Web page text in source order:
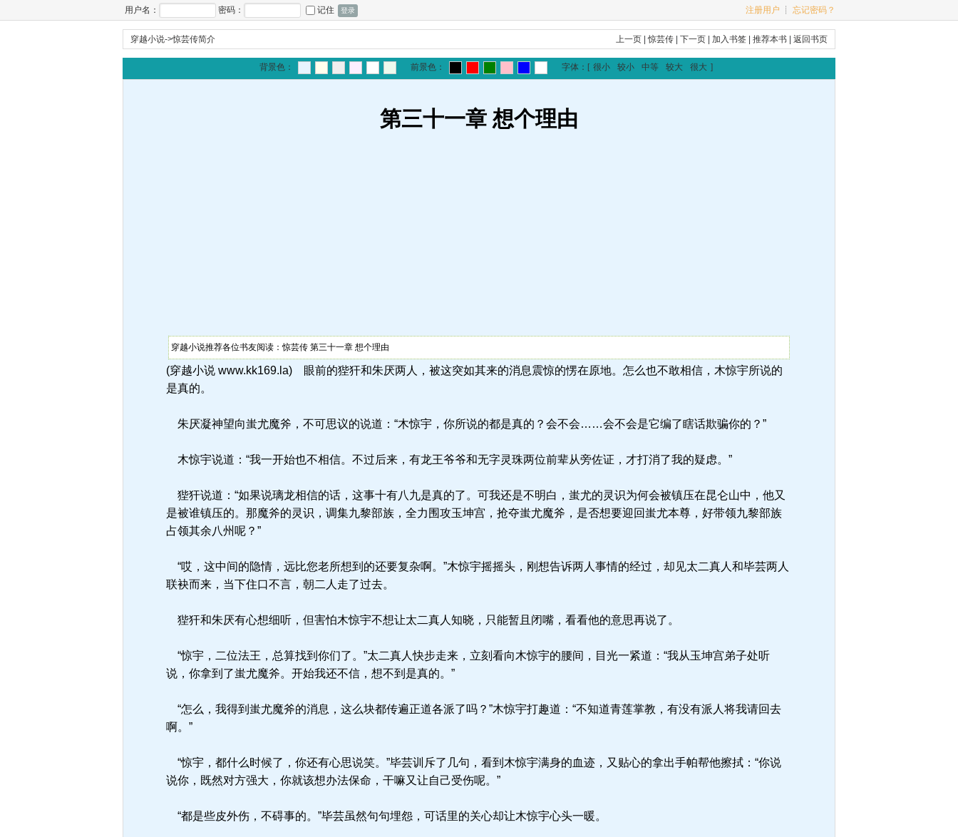
用户名： 密码： 记住 注册用户 ┊ 忘记密码？
穿越小说->惊芸传简介 上一页 |惊芸传 |下一页 |加入书签 |推荐本书 |返回书页
背景色： 前景色： 字体： [ 很小 较小 中等 较大 很大 ]
第三十一章 想个理由
穿越小说推荐各位书友阅读：惊芸传 第三十一章 想个理由
(穿越小说 www.kk169.la) 眼前的狴犴和朱厌两人，被这突如其来的消息震惊的愣在原地。怎么也不敢相信，木惊宇所说的
是真的。
朱厌凝神望向蚩尤魔斧，不可思议的说道：“木惊宇，你所说的都是真的？会不会……会不会是它编了瞎话欺骗你的？”
木惊宇说道：“我一开始也不相信。不过后来，有龙王爷爷和无字灵珠两位前辈从旁佐证，才打消了我的疑虑。”
狴犴说道：“如果说璃龙相信的话，这事十有八九是真的了。可我还是不明白，蚩尤的灵识为何会被镇压在昆仑山中，他又
是被谁镇压的。那魔斧的灵识，调集九黎部族，全力围攻玉坤宫，抢夺蚩尤魔斧，是否想要迎回蚩尤本尊，好带领九黎部族
占领其余八州呢？”
“哎，这中间的隐情，远比您老所想到的还要复杂啊。”木惊宇摇摇头，刚想告诉两人事情的经过，却见太二真人和毕芸两人
联袂而来，当下住口不言，朝二人走了过去。
狴犴和朱厌有心想细听，但害怕木惊宇不想让太二真人知晓，只能暂且闭嘴，看看他的意思再说了。
“惊宇，二位法王，总算找到你们了。”太二真人快步走来，立刻看向木惊宇的腰间，目光一紧道：“我从玉坤宫弟子处听
说，你拿到了蚩尤魔斧。开始我还不信，想不到是真的。”
“怎么，我得到蚩尤魔斧的消息，这么块都传遍正道各派了吗？”木惊宇打趣道：“不知道青莲掌教，有没有派人将我请回去
啊。”
“惊宇，都什么时候了，你还有心思说笑。”毕芸训斥了几句，看到木惊宇满身的血迹，又贴心的拿出手帕帮他擦拭：“你说
说你，既然对方强大，你就该想办法保命，干嘛又让自己受伤呢。”
“都是些皮外伤，不碍事的。”毕芸虽然句句埋怨，可话里的关心却让木惊宇心头一暖。